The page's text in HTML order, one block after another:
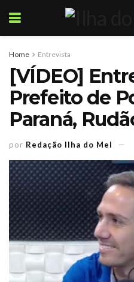
Home Entrevista
[VÍDEO]
Prefeito de
Paraná,
por Redação Ilha do Mel